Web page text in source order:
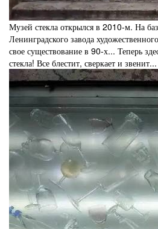
Музей стекла открылся в 2010-м. На
Ленинградского завода
свое существование в 90-х... Теперь
стекла! Все блестит, сверкает и звенит...